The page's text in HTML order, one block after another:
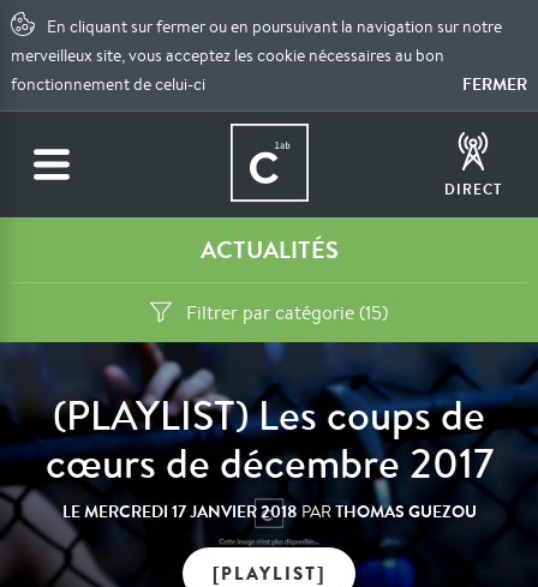
En cliquant sur fermer ou en poursuivant la navigation sur notre
merveilleux site, vous acceptez les cookie nécessaires au bon
fonctionnement de celui-ci
FERMER
DIRECT
ACTUALITÉS
Filtrer par catégorie (15)
(PLAYLIST) Les coups de
cœurs de décembre 2017
LEMERCREDI 17 JANVIER 2018 PARTHOMAS GUEZOU
[PLAYLIST]